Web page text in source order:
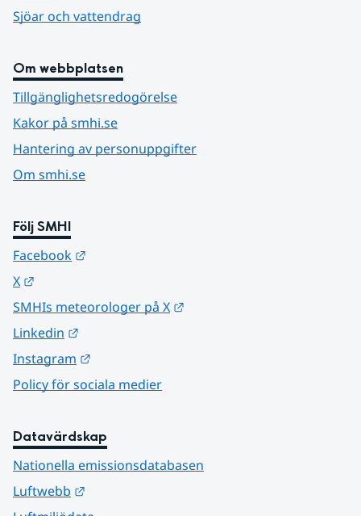
Sjöar och vattendrag
Om webbplatsen
Tillgänglighetsredogörelse
Kakor på smhi.se
Hantering av personuppgifter
Om smhi.se
Följ SMHI
Facebook
X
SMHIs meteorologer på X
Linkedin
Instagram
Policy för sociala medier
Datavärdskap
Nationella emissionsdatabasen
Luftwebb